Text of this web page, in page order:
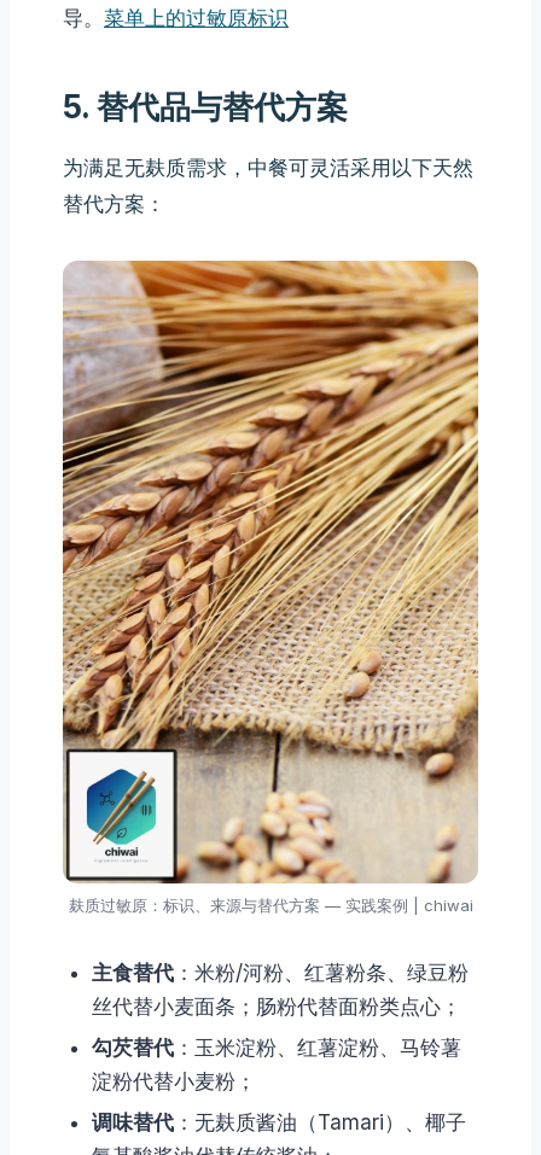
导。 菜单上的过敏原标识
5. 替代品与替代方案
为满足无麸质需求，中餐可灵活采用以下天然
替代方案：
麸质过敏原：标识、来源与替代方案 — 实践案例 | chiwai
主食替代 ：米粉/河粉、红薯粉条、绿豆粉
丝代替小麦面条；肠粉代替面粉类点心；
勾芡替代 ：玉米淀粉、红薯淀粉、马铃薯
淀粉代替小麦粉；
调味替代 ：无麸质酱油（Tamari）、椰子